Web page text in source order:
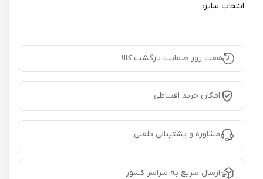
انتخاب سایز:
هفت روز ضمانت بازگشت کالا
امکان خرید اقساطی
مشاوره و پشتیبانی تلفنی
ارسال سریع به سراسر کشور